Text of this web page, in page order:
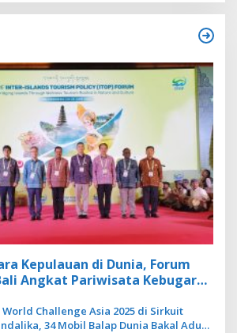
Kepulauan di Dunia, Forum
Angkat Pariwisata Kebugaran
World Challenge Asia 2025 di Sirkuit
34 Mobil Balap Dunia Bakal Adu